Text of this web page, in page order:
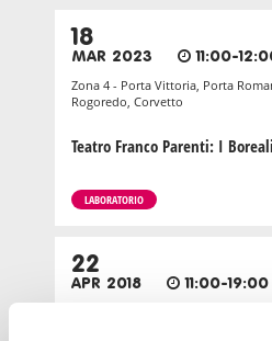
18
MAR 2023 11:00-
Zona 4 - Porta Vittoria, Porta
Rogoredo, Corvetto
Teatro Franco Parenti: I Boreali
LABORATORIO
22
APR 2018 11:00-19:00